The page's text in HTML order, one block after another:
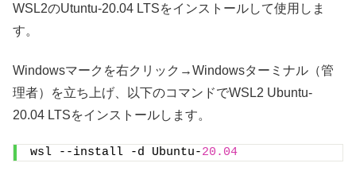
WSL2のUtuntu-20.04 LTSをインストールして使用しま
す。
Windowsマークを右クリック→Windowsターミナル（管
理者）を立ち上げ、以下のコマンドでWSL2 Ubuntu-
20.04 LTSをインストールします。
wsl --install -d Ubuntu-20.04